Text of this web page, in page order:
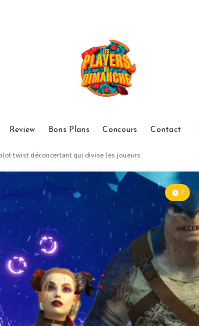
Review Bons Plans Concours Contact
twist déconcertant qui divise les joueurs
1